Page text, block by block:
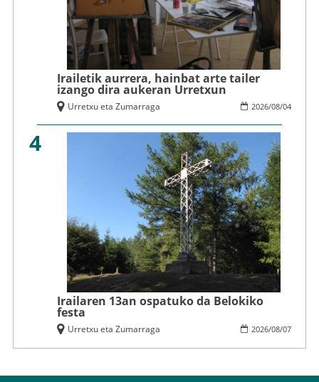
Irailetik aurrera, hainbat arte tailer
izango dira aukeran Urretxun
2026/08/04
Urretxu eta Zumarraga
4
Irailaren 13an ospatuko da Belokiko
festa
2026/08/07
Urretxu eta Zumarraga